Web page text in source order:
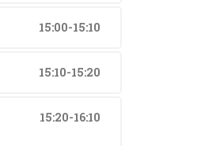
15:00-15:10
15:10-15:20
15:20-16:10